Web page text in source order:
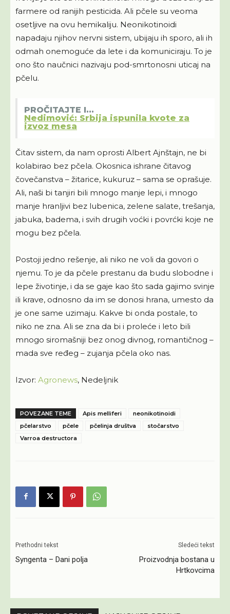
farmere od ranijih pesticida. Ali pčele su veoma
osetljive na ovu hemikaliju. Neonikotinoidi
napadaju njihov nervni sistem, ubijaju ih sporo, ali ih
odmah onemoguće da lete i da komuniciraju. To je
ono što naučnici nazivaju pod-smrtonosni uticaj na
pčelu.
PROČITAJTE I...
Nedimović: Srbija ispunila kvote za
izvoz mesa
Čitav sistem, da nam oprosti Albert Ajnštajn, ne bi
kolabirao bez pčela. Okosnica ishrane čitavog
čovečanstva – žitarice, kukuruz – sama se oprašuje.
Ali, naši bi tanjiri bili mnogo manje lepi, i mnogo
manje hranljivi bez lubenica, zelene salate, trešanja,
jabuka, badema, i svih drugih voćki i povrćki koje ne
mogu bez pčela.
Postoji jedno rešenje, ali niko ne voli da govori o
njemu. To je da pčele prestanu da budu slobodne i
lepe životinje, i da se gaje kao što sada gajimo svinje
ili krave, odnosno da im se donosi hrana, umesto da
je one same uzimaju. Kakve bi onda postale, to
niko ne zna. Ali se zna da bi i proleće i leto bili
mnogo siromašniji bez onog divnog, romantičnog –
mada sve ređeg – zujanja pčela oko nas.
Izvor: Agronews, Nedeljnik
POVEZANE TEME Apis melliferi
neonikotinoidi
pčelarstvo
pčele pčelinja društva
stočarstvo
Varroa destructora
Prethodni tekst
Syngenta – Dani polja
Sledeći tekst
Proizvodnja bostana u
Hrtkovcima